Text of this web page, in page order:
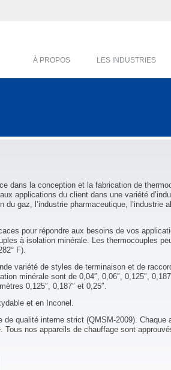
À PROPOS LES INDUSTRIES
dans la conception et la fabrication de
applications du client dans une variété
gaz, l’industrie pharmaceutique, l’industrie
pour répondre aux besoins de vos
à isolation minérale. Les thermocouples
F).
variété de styles de terminaison et de
minérale sont de 0,04″, 0,06″, 0,125″,
0,125″, 0,187″ et 0,25″.
et en Inconel.
qualité interne strict (QMSM-2009). Chaque
nos appareils de chauffage sont